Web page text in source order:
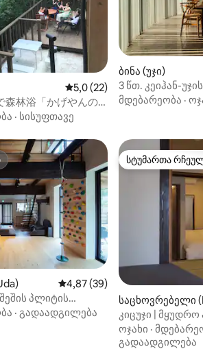
მოწყობილ
ადამიანების
მოვამზადებთ.
მოთხოვნები
6 მიმოხილვასაშუალო შეფასებაა 5‑დან
5,0 (22)
森林浴「かげやんの
IE 」でBBQを楽しも
· სისუფთავე
ბინა (უჯი)
3 წთ. კეიჰან-
მდინარეზე |
მდებარეობა ·
24 მიმოხილვასაშუალო შეფასებაა 5‑დან
4,87 (39)
პლიტის
ძველი სახლი
· გადაადგილება
სტუმართა
სტუმართა
საცხოვრებელი
კიცუჯი | მყუდრო
ოჯახი ·
გადაადგილება